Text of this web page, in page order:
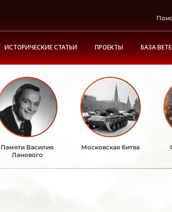
ИСТОРИЧЕСКИЕ СТАТЬИ ПРОЕКТЫ БАЗА
Памяти Василия
Ланового
Московская битва